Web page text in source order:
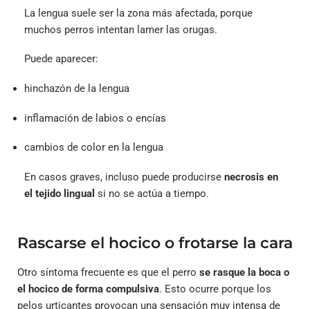
La lengua suele ser la zona más afectada, porque
muchos perros intentan lamer las orugas.
Puede aparecer:
hinchazón de la lengua
inflamación de labios o encías
cambios de color en la lengua
En casos graves, incluso puede producirse necrosis en
el tejido lingual si no se actúa a tiempo.
Rascarse el hocico o frotarse la cara
Otro síntoma frecuente es que el perro se rasque la boca o
el hocico de forma compulsiva. Esto ocurre porque los
pelos urticantes provocan una sensación muy intensa de